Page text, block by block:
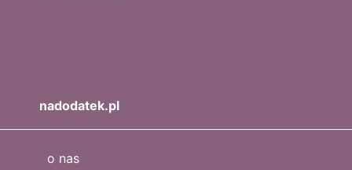
nadodatek.pl
o nas